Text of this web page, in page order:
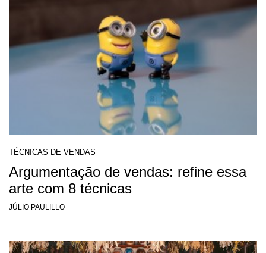
TÉCNICAS DE VENDAS
Argumentação de vendas: refine essa
arte com 8 técnicas
JÚLIO PAULILLO